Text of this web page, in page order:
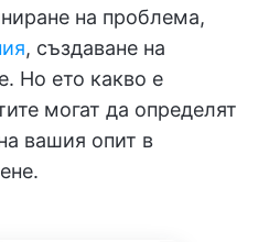
на проблема,
, създаване на
Но ето какво е
могат да определят
вашия опит в